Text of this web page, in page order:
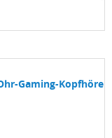
Gaming-